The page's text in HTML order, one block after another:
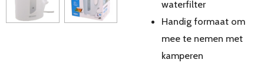
waterfilter
Handig formaat om
mee te nemen met
kamperen